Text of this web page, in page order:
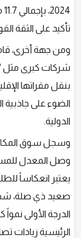
تأكيد على الثقة
شركات كبرى مثل
بنقل مقراتها
الضوء على جاذبية
الدولية.
وسجل سوق
يعتبر انعكاساً
صعيد ذي صلة،
الدرجة الأولى
الرئيسية زيادات تصل